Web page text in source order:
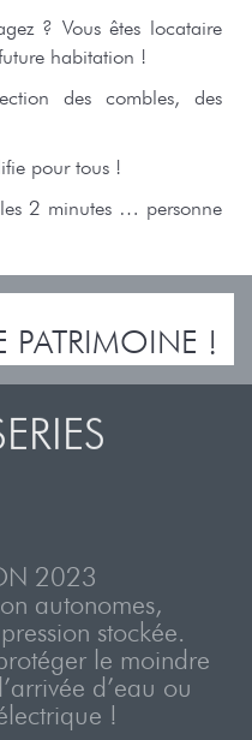
? Vous êtes locataire
habitation !
des combles, des
pour tous !
2 minutes … personne
PATRIMOINE !
stockée.
le moindre
d’eau ou
!